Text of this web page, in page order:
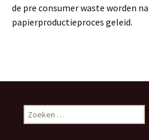
de pre consumer waste worden
papierproductieproces geleid.
o